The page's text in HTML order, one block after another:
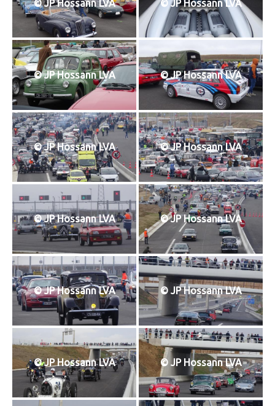
© JP Hossann LVA © JP Hossann LVA
© JP Hossann LVA © JP Hossann LVA
© JP Hossann LVA © JP Hossann LVA
© JP Hossann LVA © JP Hossann LVA
© JP Hossann LVA © JP Hossann LVA
© JP Hossann LVA © JP Hossann LVA